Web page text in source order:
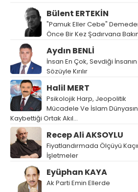
Bülent ERTEKİN
"Pamuk Eller Cebe"
Önce Bir Kez Şadırvana
Aydın BENLİ
İnsan En Çok, Sevdiği İnsanın
Sözüyle Kırılır
Halil MERT
Psikolojik Harp, Jeopolitik
Mücadele Ve İslam
Kaybettiği Ortak Akıl…
Recep Ali AKSOYLU
Fiyatlandırmada Ölçüyü
İşletmeler
Eyüphan KAYA
Ak Parti Emin Ellerde